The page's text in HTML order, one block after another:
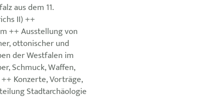
aus dem 11.
II) ++
++ Ausstellung von
ottonischer und
der Westfalen im
Schmuck, Waffen,
Konzerte, Vorträge,
Stadtarchäologie